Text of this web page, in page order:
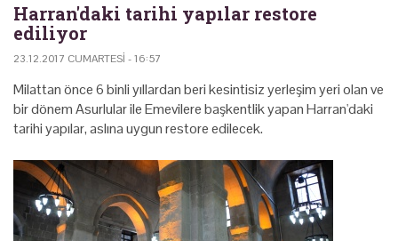
Harran'daki tarihi yapılar restore
ediliyor
23.12.2017 CUMARTESI - 16:57
Milattan önce 6 binli yıllardan beri kesintisiz yerleşim yeri olan ve
bir dönem Asurlular ile Emevilere başkentlik yapan Harran'daki
tarihi yapılar, aslına uygun restore edilecek.